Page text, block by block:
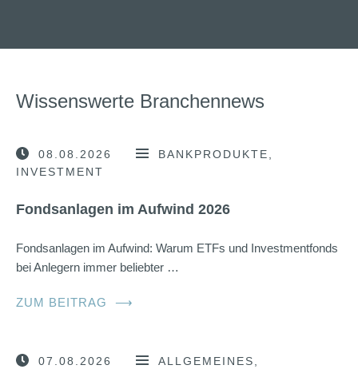
Wissenswerte Branchennews
08.08.2026
BANKPRODUKTE
INVESTMENT
Fondsanlagen im Aufwind 2026
Fondsanlagen im Aufwind: Warum ETFs und Investmentfonds
bei Anlegern immer beliebter …
ZUM BEITRAG ⟶
07.08.2026
ALLGEMEINES